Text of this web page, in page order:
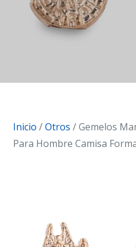
Inicio /Otros / Gemelos
Para Hombre Camisa